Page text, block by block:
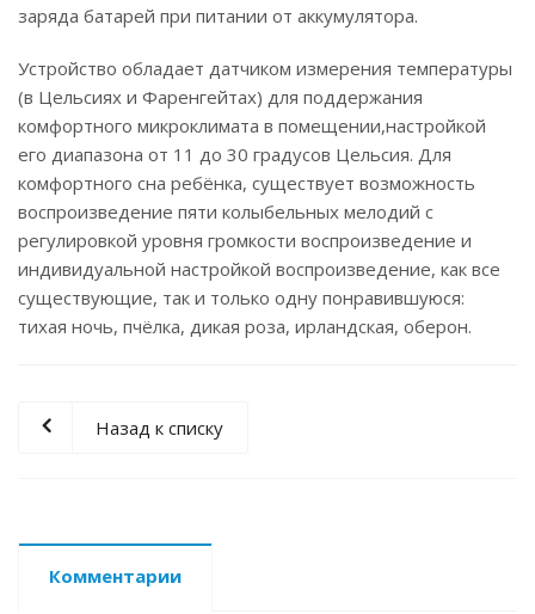
заряда батарей при питании от аккумулятора.
Устройство обладает датчиком измерения температуры
(в Цельсиях и Фаренгейтах) для поддержания
комфортного микроклимата в помещении,настройкой
его диапазона от 11 до 30 градусов Цельсия. Для
комфортного сна ребёнка, существует возможность
воспроизведение пяти колыбельных мелодий с
регулировкой уровня громкости воспроизведение и
индивидуальной настройкой воспроизведение, как все
существующие, так и только одну понравившуюся:
тихая ночь, пчёлка, дикая роза, ирландская, оберон.
Назад к списку
Комментарии